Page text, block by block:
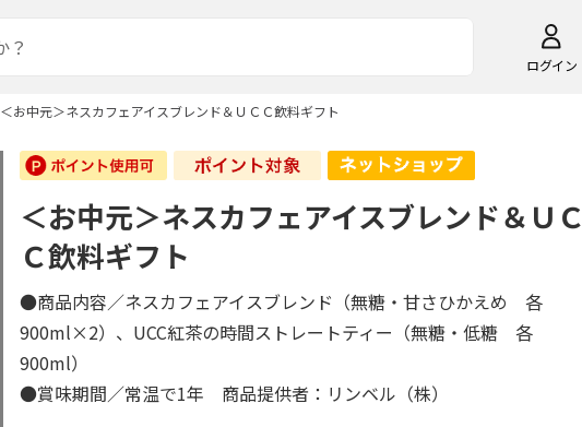
ログイン
＜お中元＞ネスカフェアイスブレンド＆ＵＣＣ飲料ギフト
＜お中元＞ネスカフェアイスブレンド＆ＵＣ
Ｃ飲料ギフト
●商品内容／ネスカフェアイスブレンド（無糖・甘さひかえめ 各
900ml×2）、UCC紅茶の時間ストレートティー（無糖・低糖 各
900ml）
●賞味期間／常温で1年 商品提供者：リンベル（株）